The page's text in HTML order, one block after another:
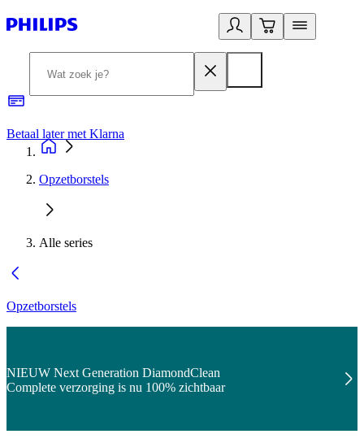
Betaal later met Klarna
Opzetborstels
Alle series
Opzetborstels
NIEUW Next Generation DiamondClean
Complete verzorging is nu 100% zichtbaar